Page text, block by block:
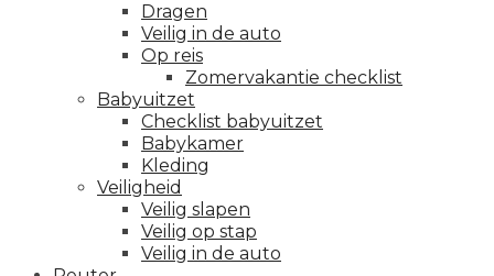
Dragen
Veilig in de auto
Op reis
Zomervakantie checklist
Babyuitzet
Checklist babyuitzet
Babykamer
Kleding
Veiligheid
Veilig slapen
Veilig op stap
Veilig in de auto